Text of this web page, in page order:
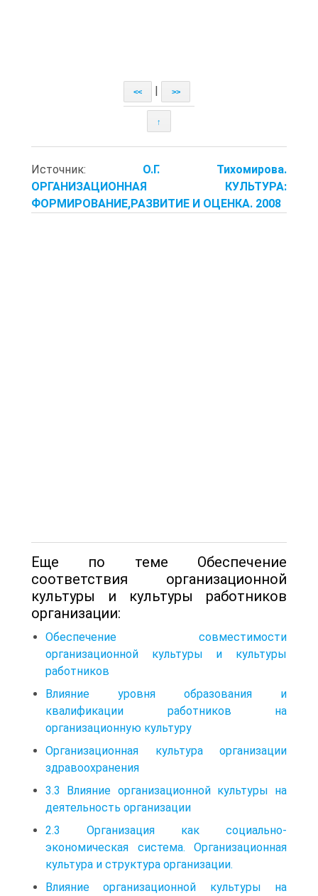
<< >>
↑
Источник: О.Г. Тихомирова.
ОРГАНИЗАЦИОННАЯ КУЛЬТУРА:
ФОРМИРОВАНИЕ,РАЗВИТИЕ И ОЦЕНКА. 2008
Еще по теме Обеспечение
соответствия организационной
культуры и культуры работников
организации:
Обеспечение совместимости
организационной культуры и культуры
работников
Влияние уровня образования и
квалификации работников на
организационную культуру
Организационная культура организации
здравоохранения
3.3 Влияние организационной культуры на
деятельность организации
2.3 Организация как социально-
экономическая система. Организационная
культура и структура организации.
Влияние организационной культуры на